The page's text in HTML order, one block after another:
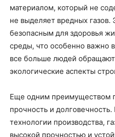
материалом, который не
не выделяет вредных газов.
безопасным для здоровья
среды, что особенно важно
все больше людей
экологические аспекты
Еще одним преимуществом
прочность и
технологии производства,
высокой прочностью и